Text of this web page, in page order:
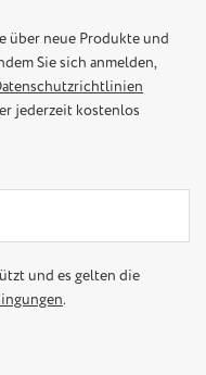
über neue Produkte und
Sie sich anmelden,
jederzeit kostenlos
und es gelten die
.